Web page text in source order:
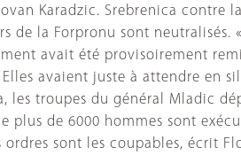
Karadzic. Srebrenica contre
de la Forpronu sont neutralisés.
avait été provisoirement
avaient juste à attendre en
troupes du général Mladic
de 6000 hommes sont
sont les coupables, écrit